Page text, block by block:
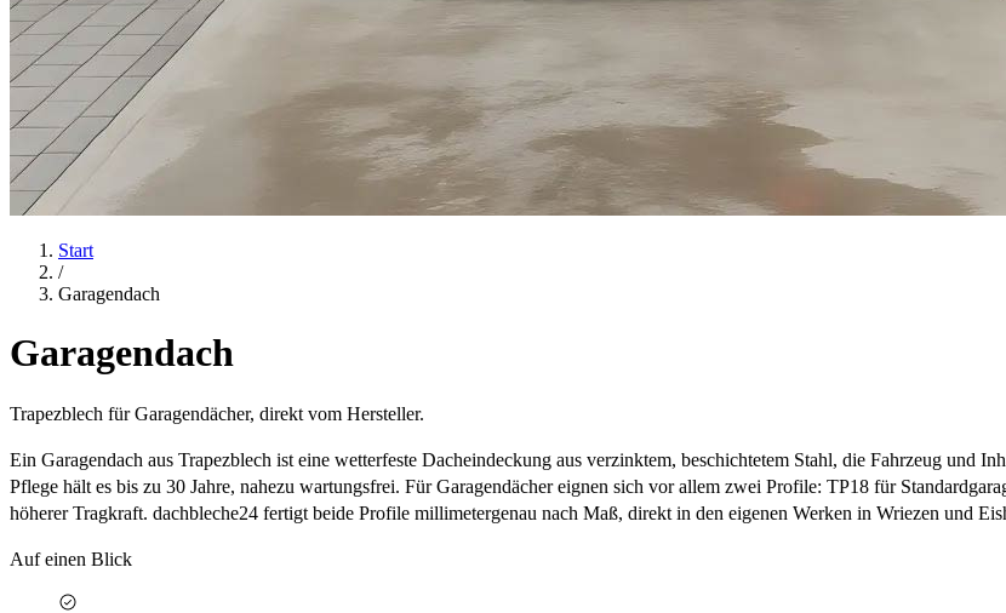
Start
/
Garagendach
Garagendach
Trapezblech für Garagendächer, direkt vom Hersteller.
Ein Garagendach aus Trapezblech ist eine wetterfeste Dacheindeckung aus verzinktem, beschichtetem Stahl, die Fahrzeug und
Pflege hält es bis zu 30 Jahre, nahezu wartungsfrei. Für Garagendächer eignen sich vor allem zwei Profile: TP18 für
höherer Tragkraft. dachbleche24 fertigt beide Profile millimetergenau nach Maß, direkt in den eigenen Werken in Wriezen und
Auf einen Blick